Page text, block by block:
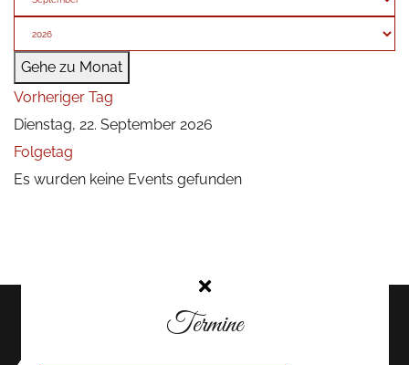
Gehe zu Monat
Vorheriger Tag
Dienstag, 22. September 2026
Folgetag
Es wurden keine Events gefunden
Termine